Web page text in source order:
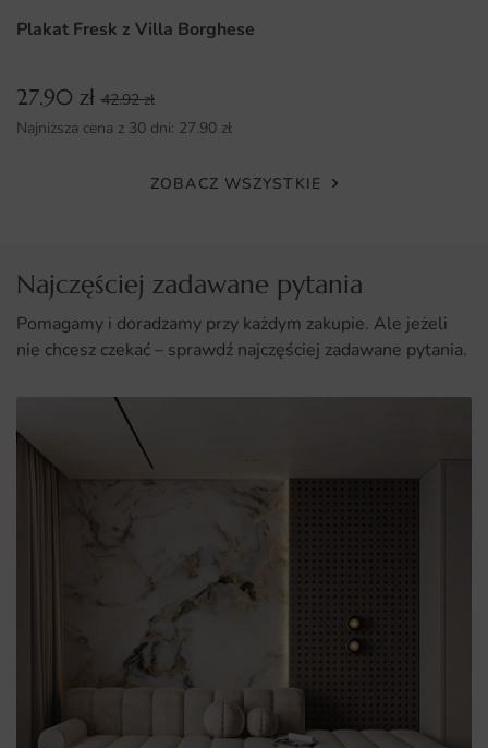
Plakat Fresk z Villa Borghese
27.90 zł 42.92zł
Najniższa cena z 30 dni: 27.90 zł
ZOBACZ WSZYSTKIE
Najczęściej zadawane pytania
Pomagamy i doradzamy przy każdym zakupie. Ale jeżeli
nie chcesz czekać – sprawdź najczęściej zadawane pytania.